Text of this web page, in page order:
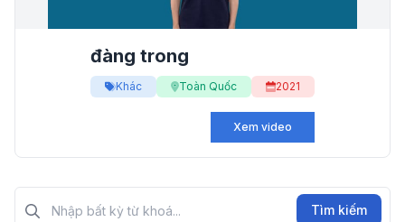
đàng trong
Khác Toàn Quốc 2021
Xem video
Tìm kiếm?>
Tìm kiếm